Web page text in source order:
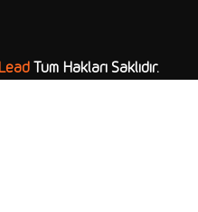
Tüm Hakları Saklıdır.